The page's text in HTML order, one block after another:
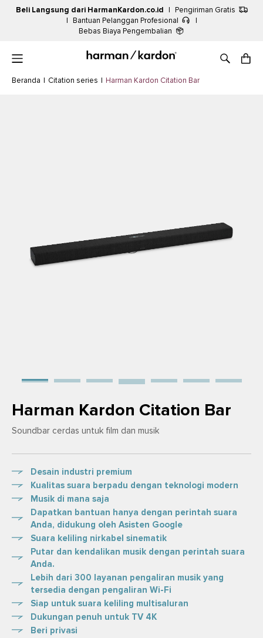
Beli Langsung dari HarmanKardon.co.id |
Pengiriman Gratis
|
Bantuan Pelanggan Profesional
|
Bebas Biaya Pengembalian
Beranda | Citation series | Harman Kardon Citation Bar
Harman Kardon Citation Bar
Soundbar cerdas untuk film dan musik
Desain industri premium
Kualitas suara berpadu dengan teknologi modern
Musik di mana saja
Dapatkan bantuan hanya dengan perintah suara
Anda, didukung oleh Asisten Google
Suara keliling nirkabel sinematik
Putar dan kendalikan musik dengan perintah suara
Anda.
Lebih dari 300 layanan pengaliran musik yang
tersedia dengan pengaliran Wi-Fi
Siap untuk suara keliling multisaluran
Dukungan penuh untuk TV 4K
Beri privasi